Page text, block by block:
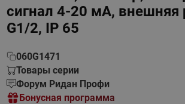
сигнал 4-20 мА, внешняя
G1/2, IP 65
060G1471
Товары серии
Форум Ридан Профи
Бонусная программа